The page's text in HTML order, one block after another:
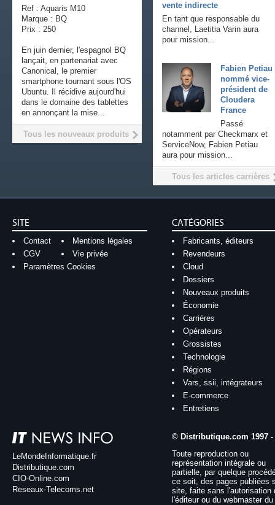
vente indirecte
En tant que responsable du
channel, Laetitia Varin aura
pour mission...
Fabien Petiau
nommé vice-
président de
Cloudera
France
Passé
notamment par Checkmarx et
ServiceNow, Fabien Petiau
aura pour mission...
Tous les articles carrières
Ref : Aquaris M10
Marque : BQ
Prix : 250
En juin dernier, l'espagnol BQ
lançait, en partenariat avec
Canonical, le premier
smartphone tournant sous l'OS
Ubuntu. Il récidive aujourd'hui
dans le domaine des tablettes
en annonçant la mise...
Tous les nouveaux produits
SITE
Contact
Mentions légales
CGV
Vie privée
Paramètres Cookies
CATÉGORIES
Fabricants, éditeurs
Revendeurs
Cloud
Dossiers
Nouveaux produits
Économie
Carrières
Opérateurs
Grossistes
Technologie
Régions
Vars, ssii, intégrateurs
E-commerce
Entretiens
LeMondeInformatique.fr
Distributique.com
CIO-Online.com
Reseaux-Telecoms.net
© Distributique.com 1997 -
Toute reproduction ou
représentation intégrale ou
partielle, par quelque
ce soit, des pages publiées
site, faite sans l'autorisation
l'éditeur ou du webmaster